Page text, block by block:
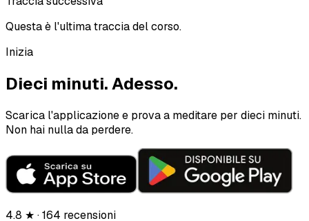
Questa è l'ultima traccia del corso.
Inizia
Dieci minuti.Adesso.
Scarica l'applicazione e prova a meditare per dieci minuti.
Non hai nulla da perdere.
4.8 ★ · 164 recensioni